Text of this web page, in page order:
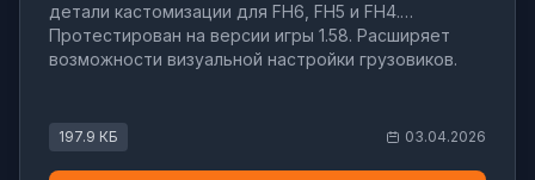
детали кастомизации для FH6, FH5 и FH4.
Протестирован на версии игры 1.58. Расширяет
возможности визуальной настройки грузовиков.
197.9 КБ 03.04.2026